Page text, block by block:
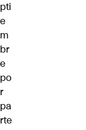
pti
e
m
br
e
po
r
pa
rte